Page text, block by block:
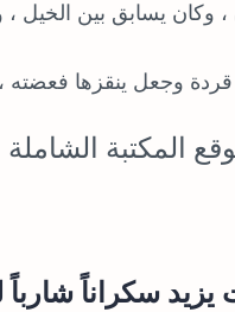
وكان يسابق بين الخيل
وجعل ينقزها فعضته ،
المكتبة
سكراناً شارباً